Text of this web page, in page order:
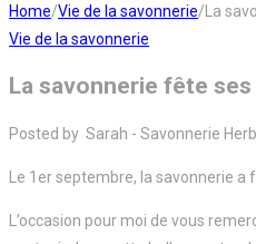
Home/Vie de la savonnerie/ La
Vie de la savonnerie
La savonnerie fête ses
Posted by Sarah - Savonnerie
Le 1er septembre, la savonnerie a
L’occasion pour moi de vous